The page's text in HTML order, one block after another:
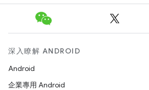
深入瞭解 ANDROID
Android
企業專用 Android